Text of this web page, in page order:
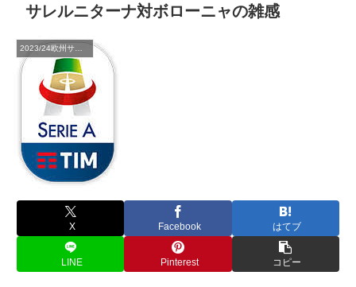
サレルニターナ対ボローニャの雑感
2023/24欧州サッカー
X Facebook はてブ
LINE Pinterest コピー